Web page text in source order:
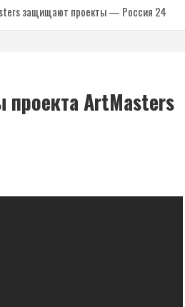
защищают проекты — Россия 24
проекта ArtMasters